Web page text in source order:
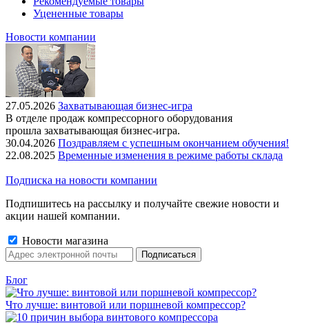
Уцененные товары
Новости компании
27.05.2026 Захватывающая бизнес-игра
В отделе продаж компрессорного оборудования
прошла захватывающая бизнес-игра.
30.04.2026 Поздравляем с успешным окончанием обучения!
22.08.2025 Временные изменения в режиме работы склада
Подписка на новости компании
Подпишитесь на рассылку и получайте свежие новости и
акции нашей компании.
Новости магазина
Блог
Что лучше: винтовой или поршневой компрессор?